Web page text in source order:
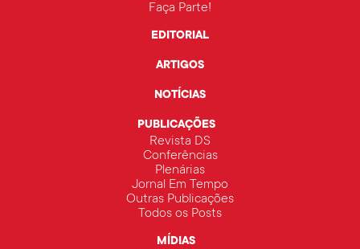
Faça Parte!
EDITORIAL
ARTIGOS
NOTÍCIAS
PUBLICAÇÕES
Revista DS
Conferências
Plenárias
Jornal Em Tempo
Outras Publicações
Todos os Posts
MÍDIAS